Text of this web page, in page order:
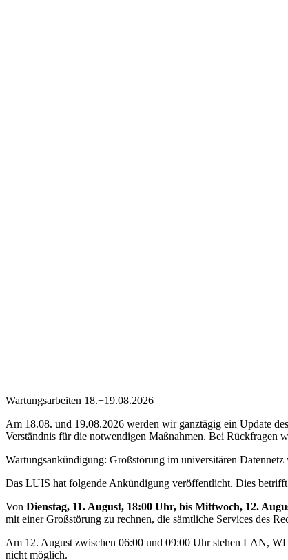
Wartungsarbeiten 18.+19.08.2026
Am 18.08. und 19.08.2026 werden wir ganztägig ein Update
Verständnis für die notwendigen Maßnahmen. Bei Rückfragen
Wartungsankündigung: Großstörung im universitären
Das LUIS hat folgende Ankündigung veröffentlicht. Dies
Von Dienstag, 11. August, 18:00 Uhr, bis Mittwoch, 12.
mit einer Großstörung zu rechnen, die sämtliche Services des
Am 12. August zwischen 06:00 und 09:00 Uhr stehen LAN,
nicht möglich.